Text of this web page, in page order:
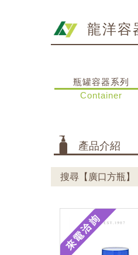
龍洋容
瓶罐容器系列
Container
產品介紹
搜尋【廣口方瓶】